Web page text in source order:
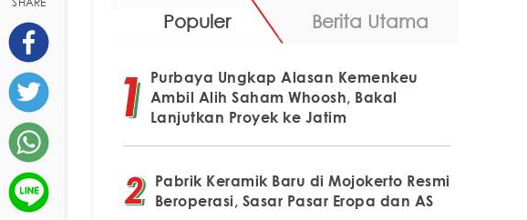
Populer Berita Utama
Purbaya Ungkap Alasan Kemenkeu
Ambil Alih Saham Whoosh, Bakal
Lanjutkan Proyek ke Jatim
Pabrik Keramik Baru di Mojokerto Resmi
Beroperasi, Sasar Pasar Eropa dan AS